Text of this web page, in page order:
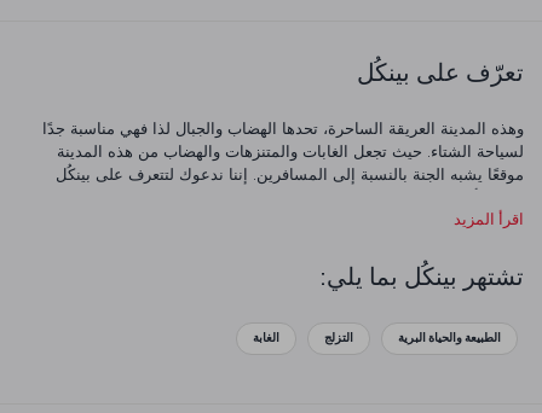
تعرّف على بينكُل
وهذه المدينة العريقة الساحرة، تحدها الهضاب والجبال لذا فهي مناسبة جدًا
لسياحة الشتاء. حيث تجعل الغابات والمتنزهات والهضاب من هذه المدينة
موقعًا يشبه الجنة بالنسبة إلى المسافرين. إننا ندعوك لتتعرف على بينكُل
اقرأ المزيد
تشتهر بينكُل بما يلي:
الطبيعة والحياة البرية التزلج الغابة